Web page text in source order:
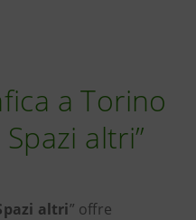
a Torino
altri”
altri” offre